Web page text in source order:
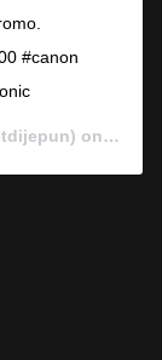
#canon
on Jan 7,